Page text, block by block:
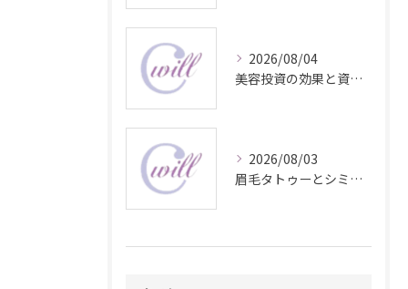
2026/08/04
美容投資の効果と資産価値の解説
2026/08/03
眉毛タトゥーとシミ予防に効く食材解説